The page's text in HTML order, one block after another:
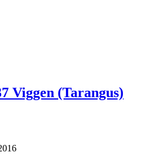
Viggen (Tarangus)